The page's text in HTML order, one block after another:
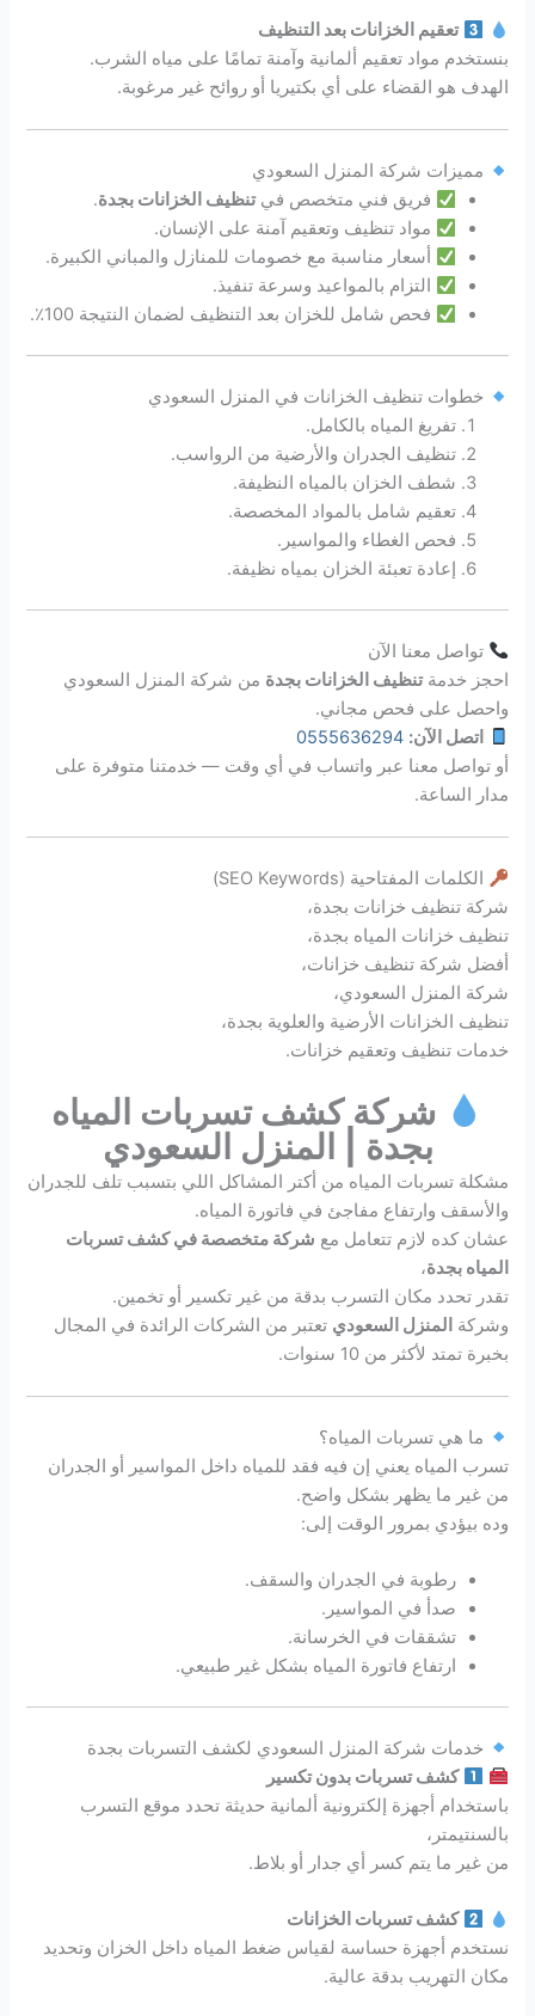
تعقيم الخزانات بعد التنظيف
بنستخدم مواد تعقيم ألمانية وآمنة تمامًا على مياه الشرب.
الهدف هو القضاء على أي بكتيريا أو روائح غير مرغوبة.
مميزات شركة المنزل السعودي
فريق فني متخصص فيتنظيف الخزانات بجدة.
مواد تنظيف وتعقيم آمنة على الإنسان.
أسعار مناسبة مع خصومات للمنازل والمباني الكبيرة.
التزام بالمواعيد وسرعة تنفيذ.
فحص شامل للخزان بعد التنظيف لضمان النتيجة 100٪.
خطوات تنظيف الخزانات في المنزل السعودي
تفريغ المياه بالكامل.
تنظيف الجدران والأرضية من الرواسب.
شطف الخزان بالمياه النظيفة.
تعقيم شامل بالمواد المخصصة.
فحص الغطاء والمواسير.
إعادة تعبئة الخزان بمياه نظيفة.
تواصل معنا الآن
احجز خدمةتنظيف الخزانات بجدة من شركة المنزل السعودي
واحصل على فحص مجاني.
اتصل الآن: 0555636294
أو تواصل معنا عبر واتساب في أي وقت — خدمتنا متوفرة على
مدار الساعة.
الكلمات المفتاحية (SEO Keywords)
شركة تنظيف خزانات بجدة،
تنظيف خزانات المياه بجدة،
أفضل شركة تنظيف خزانات،
شركة المنزل السعودي،
تنظيف الخزانات الأرضية والعلوية بجدة،
خدمات تنظيف وتعقيم خزانات.
شركة كشف تسربات المياه
بجدة | المنزل السعودي
مشكلة تسربات المياه من أكتر المشاكل اللي بتسبب تلف للجدران
والأسقف وارتفاع مفاجئ في فاتورة المياه.
عشان كده لازم تتعامل مع شركة متخصصة في كشف تسربات
المياه بجدة،
تقدر تحدد مكان التسرب بدقة من غير تكسير أو تخمين.
وشركة المنزل السعودي تعتبر من الشركات الرائدة في المجال
بخبرة تمتد لأكثر من 10 سنوات.
ما هي تسربات المياه؟
تسرب المياه يعني إن فيه فقد للمياه داخل المواسير أو الجدران
من غير ما يظهر بشكل واضح.
وده بيؤدي بمرور الوقت إلى:
رطوبة في الجدران والسقف.
صدأ في المواسير.
تشققات في الخرسانة.
ارتفاع فاتورة المياه بشكل غير طبيعي.
خدمات شركة المنزل السعودي لكشف التسربات بجدة
كشف تسربات بدون تكسير
باستخدام أجهزة إلكترونية ألمانية حديثة تحدد موقع التسرب
بالسنتيمتر،
من غير ما يتم كسر أي جدار أو بلاط.
كشف تسربات الخزانات
نستخدم أجهزة حساسة لقياس ضغط المياه داخل الخزان وتحديد
مكان التهريب بدقة عالية.